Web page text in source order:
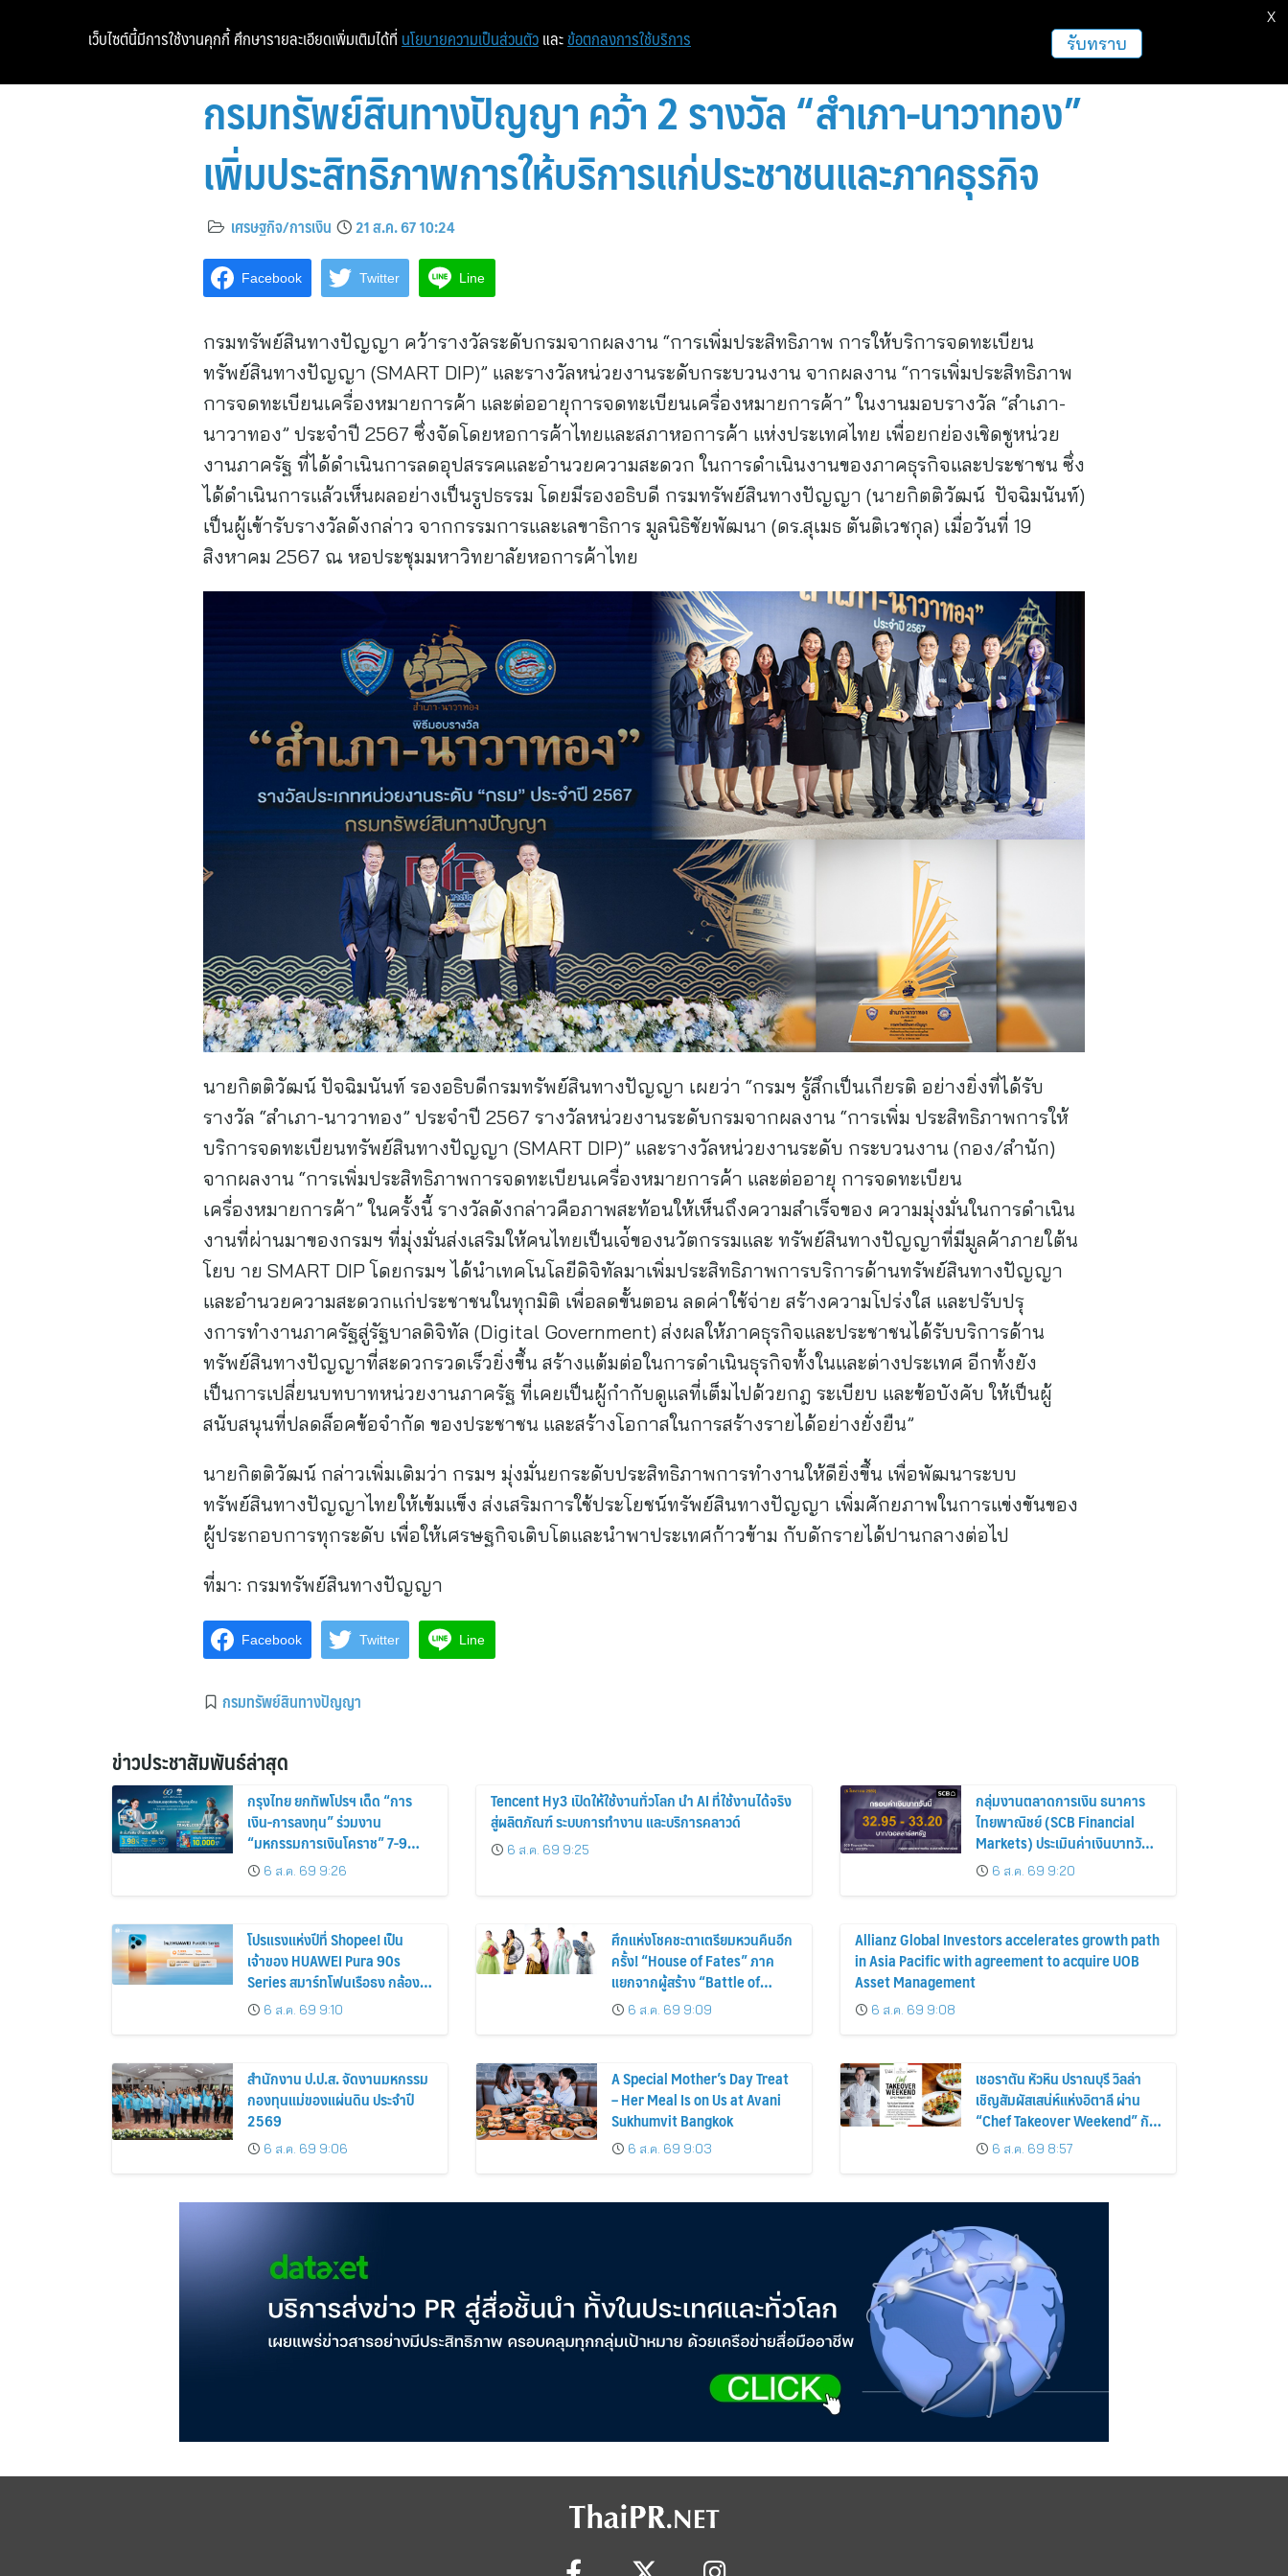
หน้าแรก ท่องเที่ยว ฝากข่าวประชาสัมพันธ์
กรมทรัพย์สินทางปัญญา คว้า 2 รางวัล “สําเภา-นาวาทอง”
เพิ่มประสิทธิภาพการให้บริการแก่ประชาชนและภาคธุรกิจ
เศรษฐกิจ/การเงิน 21 ส.ค. 67 10:24
Facebook Twitter Line
กรมทรัพย์สินทางปัญญา คว้ารางวัลระดับกรมจากผลงาน “การเพิ่มประสิทธิภาพ การให้บริการจดทะเบียน
ทรัพย์สินทางปัญญา (SMART DIP)” และรางวัลหน่วยงานระดับกระบวนงาน จากผลงาน “การเพิ่มประสิทธิภาพ
การจดทะเบียนเครื่องหมายการค้า และต่ออายุการจดทะเบียนเครื่องหมายการค้า” ในงานมอบรางวัล “สําเภา-
นาวาทอง” ประจําปี 2567 ซึ่งจัดโดยหอการค้าไทยและสภาหอการค้า แห่งประเทศไทย เพื่อยกย่องเชิดชูหน่วย
งานภาครัฐ ที่ได้ดําเนินการลดอุปสรรคและอํานวยความสะดวก ในการดําเนินงานของภาคธุรกิจและประชาชน ซึ่ง
ได้ดําเนินการแล้วเห็นผลอย่างเป็นรูปธรรม โดยมีรองอธิบดี กรมทรัพย์สินทางปัญญา (นายกิตติวัฒน์ ปัจฉิมนันท์)
เป็นผู้เข้ารับรางวัลดังกล่าว จากกรรมการและเลขาธิการ มูลนิธิชัยพัฒนา (ดร.สุเมธ ตันติเวชกุล) เมื่อวันที่ 19
สิงหาคม 2567 ณ หอประชุมมหาวิทยาลัยหอการค้าไทย
นายกิตติวัฒน์ ปัจฉิมนันท์ รองอธิบดีกรมทรัพย์สินทางปัญญา เผยว่า “กรมฯ รู้สึกเป็นเกียรติ อย่างยิ่งที่ได้รับ
รางวัล “สําเภา-นาวาทอง” ประจําปี 2567 รางวัลหน่วยงานระดับกรมจากผลงาน “การเพิ่ม ประสิทธิภาพการให้
บริการจดทะเบียนทรัพย์สินทางปัญญา (SMART DIP)” และรางวัลหน่วยงานระดับ กระบวนงาน (กอง/สํานัก)
จากผลงาน “การเพิ่มประสิทธิภาพการจดทะเบียนเครื่องหมายการค้า และต่ออายุ การจดทะเบียน
เครื่องหมายการค้า” ในครั้งนี้ รางวัลดังกล่าวคือภาพสะท้อนให้เห็นถึงความสําเร็จของ ความมุ่งมั่นในการดําเนิน
งานที่ผ่านมาของกรมฯ ที่มุ่งมั่นส่งเสริมให้คนไทยเป็นเจ่้ของนวัตกรรมและ ทรัพย์สินทางปัญญาที่มีมูลค้าภายใต้น
โยบ าย SMART DIP โดยกรมฯ ได้นําเทคโนโลยีดิจิทัลมาเพิ่มประสิทธิภาพการบริการด้านทรัพย์สินทางปัญญา
และอํานวยความสะดวกแก่ประชาชนในทุกมิติ เพื่อลดขั้นตอน ลดค่าใช้จ่าย สร้างความโปร่งใส และปรับปรุ
งการทํางานภาครัฐสู่รัฐบาลดิจิทัล (Digital Government) ส่งผลให้ภาคธุรกิจและประชาชนได้รับบริการด้าน
ทรัพย์สินทางปัญญาที่สะดวกรวดเร็วยิ่งขึ้น สร้างแต้มต่อในการดําเนินธุรกิจทั้งในและต่างประเทศ อีกทั้งยัง
เป็นการเปลี่ยนบทบาทหน่วยงานภาครัฐ ที่เคยเป็นผู้กํากับดูแลที่เต็มไปด้วยกฎ ระเบียบ และข้อบังคับ ให้เป็นผู้
สนับสนุนที่ปลดล็อคข้อจํากัด ของประชาชน และสร้างโอกาสในการสร้างรายได้อย่างยั่งยืน”
นายกิตติวัฒน์ กล่าวเพิ่มเติมว่า กรมฯ มุ่งมั่นยกระดับประสิทธิภาพการทํางานให้ดียิ่งขึ้น เพื่อพัฒนาระบบ
ทรัพย์สินทางปัญญาไทยให้เข้มแข็ง ส่งเสริมการใช้ประโยชน์ทรัพย์สินทางปัญญา เพิ่มศักยภาพในการแข่งขันของ
ผู้ประกอบการทุกระดับ เพื่อให้เศรษฐกิจเติบโตและนําพาประเทศก้าวข้าม กับดักรายได้ปานกลางต่อไป
ที่มา: กรมทรัพย์สินทางปัญญา
Facebook Twitter Line
กรมทรัพย์สินทางปัญญา
ข่าวประชาสัมพันธ์ล่าสุด
กรุงไทย ยกทัพโปรฯ เด็ด “การ
เงิน-การลงทุน” ร่วมงาน
“มหกรรมการเงินโคราช” 7-9
ส.ค.นี้6 ส.ค. 69 9:26
Tencent Hy3 เปิดให้ใช้งานทั่วโลก นำ AI ที่ใช้งานได้จริง
สู่ผลิตภัณฑ์ ระบบการทำงาน และบริการคลาวด์
6 ส.ค. 69 9:25
กลุ่มงานตลาดการเงิน ธนาคาร
ไทยพาณิชย์ (SCB Financial
Markets) ประเมินค่าเงินบาทวันนี้
เคลื่อนไหวในกรอบ 32.95-
33.20 บาท/ดอลลาร์
6 ส.ค. 69 9:20
โปรแรงแห่งปีที่ Shopee! เป็น
เจ้าของ HUAWEI Pura 90s
Series สมาร์ทโฟนเรือธง กล้อง
ถ่ายสวยสมจริงทุกระยะ
6 ส.ค. 69 9:10
ศึกแห่งโชคชะตาเตรียมหวนคืนอีก
ครั้ง! “House of Fates” ภาค
แยกจากผู้สร้าง “Battle of
Fates” เตรียมสตรีมบน Disney+
ที่นี่ที่เดียว
6 ส.ค. 69 9:09
Allianz Global Investors accelerates growth path
in Asia Pacific with agreement to acquire UOB
Asset Management
6 ส.ค. 69 9:08
สำนักงาน ป.ป.ส. จัดงานมหกรรม
กองทุนแม่ของแผ่นดิน ประจำปี
2569
6 ส.ค. 69 9:06
A Special Mother’s Day Treat
– Her Meal Is on Us at Avani
Sukhumvit Bangkok
6 ส.ค. 69 9:03
เชอราตัน หัวหิน ปราณบุรี วิลล่า
เชิญสัมผัสเสน่ห์แห่งอิตาลี ผ่าน
“Chef Takeover Weekend” กับ
เชฟมาร์โค คัมมาราตา
6 ส.ค. 69 8:57
เว็บไซต์นี้มีการใช้งานคุกกี้ ศึกษารายละเอียดเพิ่มเติมได้ที่ นโยบายความเป็นส่วนตัว และ ข้อตกลงการใช้บริการ รับทราบ
X